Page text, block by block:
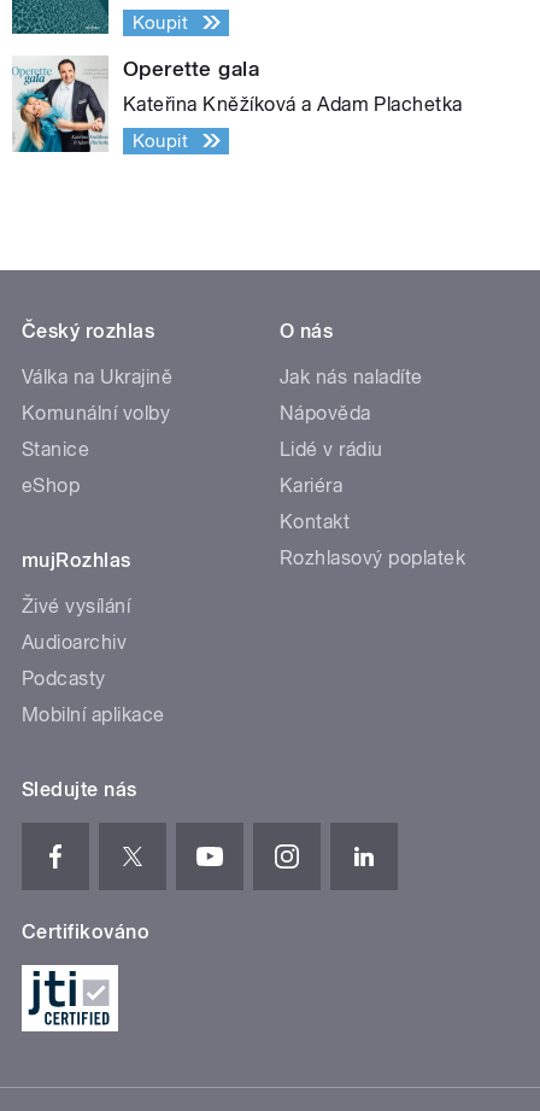
Koupit
Operette gala
Kateřina Kněžíková a Adam Plachetka
Koupit
Český rozhlas
Válka na Ukrajině
Komunální volby
Stanice
eShop
mujRozhlas
Živé vysílání
Audioarchiv
Podcasty
Mobilní aplikace
O nás
Jak nás naladíte
Nápověda
Lidé v rádiu
Kariéra
Kontakt
Rozhlasový poplatek
Sledujte nás
Certifikováno